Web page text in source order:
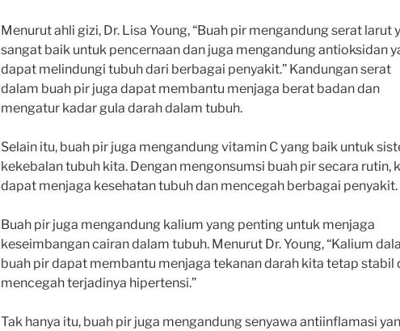
Menurut ahli gizi, Dr. Lisa Young, “Buah pir mengandung serat larut
sangat baik untuk pencernaan dan juga mengandung antioksidan
dapat melindungi tubuh dari berbagai penyakit.” Kandungan serat
dalam buah pir juga dapat membantu menjaga berat badan dan
mengatur kadar gula darah dalam tubuh.
Selain itu, buah pir juga mengandung vitamin C yang baik untuk
kekebalan tubuh kita. Dengan mengonsumsi buah pir secara rutin,
dapat menjaga kesehatan tubuh dan mencegah berbagai penyakit.
Buah pir juga mengandung kalium yang penting untuk menjaga
keseimbangan cairan dalam tubuh. Menurut Dr. Young, “Kalium
buah pir dapat membantu menjaga tekanan darah kita tetap stabil
mencegah terjadinya hipertensi.”
Tak hanya itu, buah pir juga mengandung senyawa antiinflamasi